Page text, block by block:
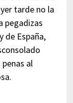
tarde no la
pegadizas
de España,
al